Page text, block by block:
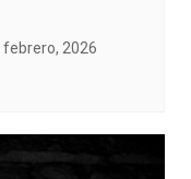
febrero, 2026